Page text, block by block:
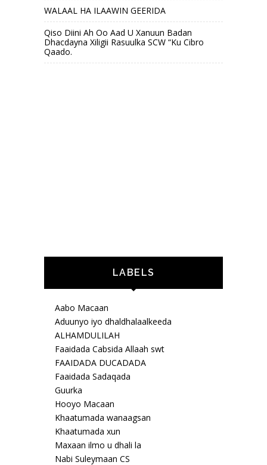
WALAAL HA ILAAWIN GEERIDA
Qiso Diini Ah Oo Aad U Xanuun Badan
Dhacdayna Xiligii Rasuulka SCW “Ku Cibro
Qaado.
LABELS
Aabo Macaan
Aduunyo iyo dhaldhalaalkeeda
ALHAMDULILAH
Faaidada Cabsida Allaah swt
FAAIDADA DUCADADA
Faaidada Sadaqada
Guurka
Hooyo Macaan
Khaatumada wanaagsan
Khaatumada xun
Maxaan ilmo u dhali la
Nabi Suleymaan CS